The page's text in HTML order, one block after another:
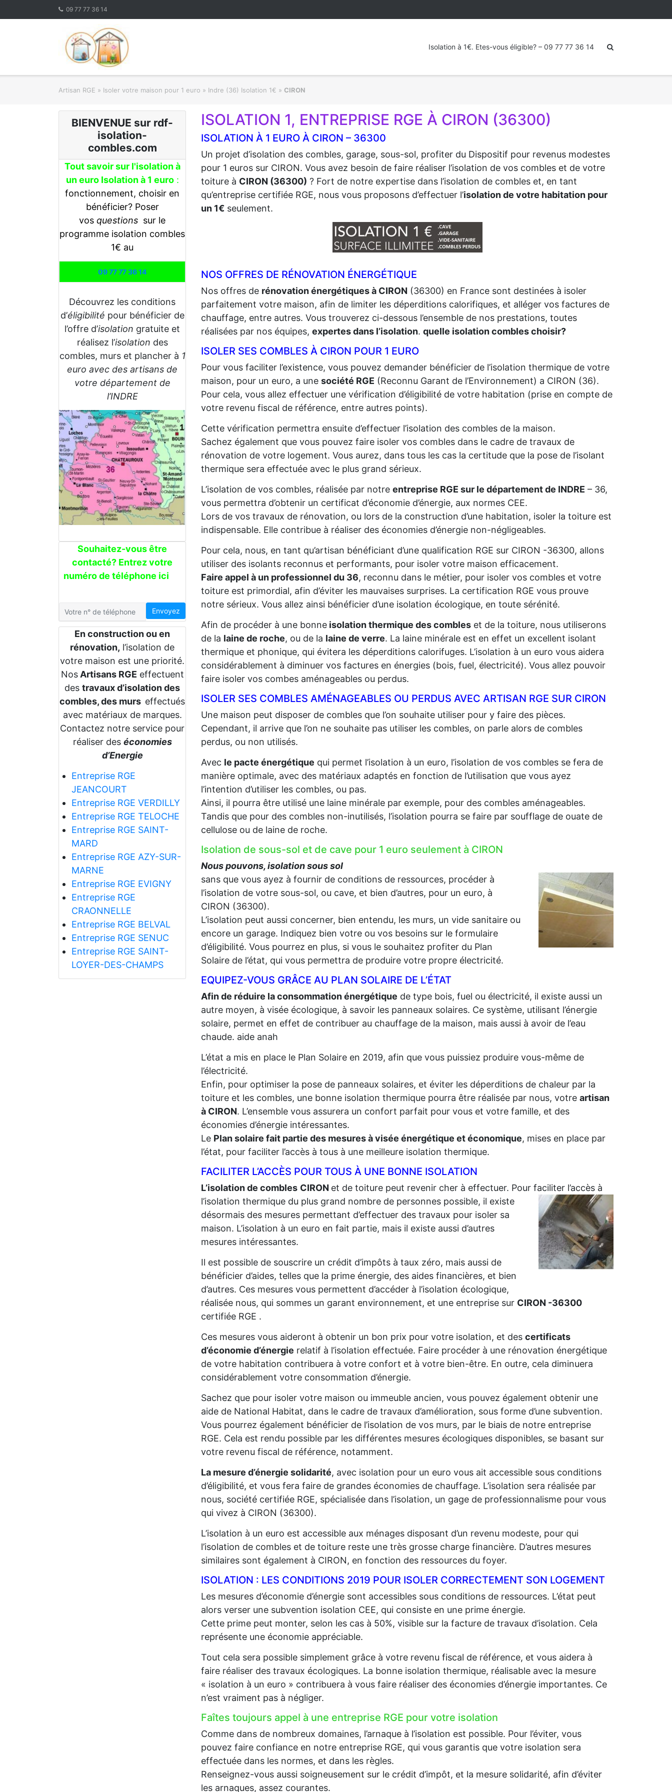
09 77 77 36 14
Isolation à 1€. Etes-vous éligible? – 09 77 77 36 14
Artisan RGE » Isoler votre maison pour 1 euro » Indre (36) Isolation 1€ » CIRON
BIENVENUE sur rdf-
isolation-
combles.com
Tout savoir sur l'isolation à
un euro Isolation à 1 euro:
fonctionnement, choisir en
bénéficier? Poser
vos questions sur le
programme isolation combles
1€ au
09 77 77 36 14
Découvrez les conditions
d’éligibilité pour bénéficier de
l’offre d’isolation gratuite et
réalisez l’isolation des
combles, murs et plancher à 1
euro avec des artisans de
votre département de
l’INDRE
Souhaitez-vous être
contacté? Entrez votre
numéro de téléphone ici
Envoyez
En construction ou en
rénovation, l’isolation de
votre maison est une priorité.
NosArtisans RGE effectuent
des travaux d’isolation des
combles, des murs effectués
avec matériaux de marques.
Contactez notre service pour
réaliser des économies
d’Energie
Entreprise RGE
JEANCOURT
Entreprise RGE VERDILLY
Entreprise RGE TELOCHE
Entreprise RGE SAINT-
MARD
Entreprise RGE AZY-SUR-
MARNE
Entreprise RGE EVIGNY
Entreprise RGE
CRAONNELLE
Entreprise RGE BELVAL
Entreprise RGE SENUC
Entreprise RGE SAINT-
LOYER-DES-CHAMPS
ISOLATION 1, ENTREPRISE RGE À CIRON (36300)
ISOLATION À 1 EURO À CIRON – 36300
Un projet d’isolation des combles, garage, sous-sol, profiter du Dispositif pour revenus modestes
pour 1 euros sur CIRON. Vous avez besoin de faire réaliser l’isolation de vos combles et de votre
toiture à CIRON (36300) ? Fort de notre expertise dans l’isolation de combles et, en tant
qu’entreprise certifiée RGE, nous vous proposons d’effectuer l’isolation de votre habitation pour
un 1€ seulement.
NOS OFFRES DE RÉNOVATION ÉNERGÉTIQUE
Nos offres de rénovation énergétiques à CIRON (36300) en France sont destinées à isoler
parfaitement votre maison, afin de limiter les déperditions calorifiques, et alléger vos factures de
chauffage, entre autres. Vous trouverez ci-dessous l’ensemble de nos prestations, toutes
réalisées par nos équipes, expertes dans l’isolation. quelle isolation combles choisir?
ISOLER SES COMBLES À CIRON POUR 1 EURO
Pour vous faciliter l’existence, vous pouvez demander bénéficier de l’isolation thermique de votre
maison, pour un euro, a une société RGE (Reconnu Garant de l’Environnement) a CIRON (36).
Pour cela, vous allez effectuer une vérification d’éligibilité de votre habitation (prise en compte de
votre revenu fiscal de référence, entre autres points).
Cette vérification permettra ensuite d’effectuer l’isolation des combles de la maison.
Sachez également que vous pouvez faire isoler vos combles dans le cadre de travaux de
rénovation de votre logement. Vous aurez, dans tous les cas la certitude que la pose de l’isolant
thermique sera effectuée avec le plus grand sérieux.
L’isolation de vos combles, réalisée par notre entreprise RGE sur le département de INDRE – 36,
vous permettra d’obtenir un certificat d’économie d’énergie, aux normes CEE.
Lors de vos travaux de rénovation, ou lors de la construction d’une habitation, isoler la toiture est
indispensable. Elle contribue à réaliser des économies d’énergie non-négligeables.
Pour cela, nous, en tant qu’artisan bénéficiant d’une qualification RGE sur CIRON -36300, allons
utiliser des isolants reconnus et performants, pour isoler votre maison efficacement.
Faire appel à un professionnel du 36, reconnu dans le métier, pour isoler vos combles et votre
toiture est primordial, afin d’éviter les mauvaises surprises. La certification RGE vous prouve
notre sérieux. Vous allez ainsi bénéficier d’une isolation écologique, en toute sérénité.
Afin de procéder à une bonne isolation thermique des combles et de la toiture, nous utiliserons
de la laine de roche, ou de la laine de verre. La laine minérale est en effet un excellent isolant
thermique et phonique, qui évitera les déperditions calorifuges. L’isolation à un euro vous aidera
considérablement à diminuer vos factures en énergies (bois, fuel, électricité). Vous allez pouvoir
faire isoler vos combes aménageables ou perdus.
ISOLER SES COMBLES AMÉNAGEABLES OU PERDUS AVEC ARTISAN RGE SUR CIRON
Une maison peut disposer de combles que l’on souhaite utiliser pour y faire des pièces.
Cependant, il arrive que l’on ne souhaite pas utiliser les combles, on parle alors de combles
perdus, ou non utilisés.
Avec le pacte énergétique qui permet l’isolation à un euro, l’isolation de vos combles se fera de
manière optimale, avec des matériaux adaptés en fonction de l’utilisation que vous ayez
l’intention d’utiliser les combles, ou pas.
Ainsi, il pourra être utilisé une laine minérale par exemple, pour des combles aménageables.
Tandis que pour des combles non-inutilisés, l’isolation pourra se faire par soufflage de ouate de
cellulose ou de laine de roche.
Isolation de sous-sol et de cave pour 1 euro seulement à CIRON
Nous pouvons, isolation sous sol
sans que vous ayez à fournir de conditions de ressources, procéder à
l’isolation de votre sous-sol, ou cave, et bien d’autres, pour un euro, à
CIRON (36300).
L’isolation peut aussi concerner, bien entendu, les murs, un vide sanitaire ou
encore un garage. Indiquez bien votre ou vos besoins sur le formulaire
d’éligibilité. Vous pourrez en plus, si vous le souhaitez profiter du Plan
Solaire de l’état, qui vous permettra de produire votre propre électricité.
EQUIPEZ-VOUS GRÂCE AU PLAN SOLAIRE DE L’ÉTAT
Afin de réduire la consommation énergétique de type bois, fuel ou électricité, il existe aussi un
autre moyen, à visée écologique, à savoir les panneaux solaires. Ce système, utilisant l’énergie
solaire, permet en effet de contribuer au chauffage de la maison, mais aussi à avoir de l’eau
chaude. aide anah
L’état a mis en place le Plan Solaire en 2019, afin que vous puissiez produire vous-même de
l’électricité.
Enfin, pour optimiser la pose de panneaux solaires, et éviter les déperditions de chaleur par la
toiture et les combles, une bonne isolation thermique pourra être réalisée par nous, votre artisan
à CIRON. L’ensemble vous assurera un confort parfait pour vous et votre famille, et des
économies d’énergie intéressantes.
Le Plan solaire fait partie des mesures à visée énergétique et économique, mises en place par
l’état, pour faciliter l’accès à tous à une meilleure isolation thermique.
FACILITER L’ACCÈS POUR TOUS À UNE BONNE ISOLATION
L’isolation de combles CIRON et de toiture peut revenir cher à effectuer. Pour faciliter l’accès à
l’isolation thermique du plus grand nombre de personnes possible, il existe
désormais des mesures permettant d’effectuer des travaux pour isoler sa
maison. L’isolation à un euro en fait partie, mais il existe aussi d’autres
mesures intéressantes.
Il est possible de souscrire un crédit d’impôts à taux zéro, mais aussi de
bénéficier d’aides, telles que la prime énergie, des aides financières, et bien
d’autres. Ces mesures vous permettent d’accéder à l’isolation écologique,
réalisée nous, qui sommes un garant environnement, et une entreprise sur CIRON -36300
certifiée RGE .
Ces mesures vous aideront à obtenir un bon prix pour votre isolation, et des certificats
d’économie d’énergie relatif à l’isolation effectuée. Faire procéder à une rénovation énergétique
de votre habitation contribuera à votre confort et à votre bien-être. En outre, cela diminuera
considérablement votre consommation d’énergie.
Sachez que pour isoler votre maison ou immeuble ancien, vous pouvez également obtenir une
aide de National Habitat, dans le cadre de travaux d’amélioration, sous forme d’une subvention.
Vous pourrez également bénéficier de l’isolation de vos murs, par le biais de notre entreprise
RGE. Cela est rendu possible par les différentes mesures écologiques disponibles, se basant sur
votre revenu fiscal de référence, notamment.
La mesure d’énergie solidarité, avec isolation pour un euro vous ait accessible sous conditions
d’éligibilité, et vous fera faire de grandes économies de chauffage. L’isolation sera réalisée par
nous, société certifiée RGE, spécialisée dans l’isolation, un gage de professionnalisme pour vous
qui vivez à CIRON (36300).
L’isolation à un euro est accessible aux ménages disposant d’un revenu modeste, pour qui
l’isolation de combles et de toiture reste une très grosse charge financière. D’autres mesures
similaires sont également à CIRON, en fonction des ressources du foyer.
ISOLATION : LES CONDITIONS 2019 POUR ISOLER CORRECTEMENT SON LOGEMENT
Les mesures d’économie d’énergie sont accessibles sous conditions de ressources. L’état peut
alors verser une subvention isolation CEE, qui consiste en une prime énergie.
Cette prime peut monter, selon les cas à 50%, visible sur la facture de travaux d’isolation. Cela
représente une économie appréciable.
Tout cela sera possible simplement grâce à votre revenu fiscal de référence, et vous aidera à
faire réaliser des travaux écologiques. La bonne isolation thermique, réalisable avec la mesure
« isolation à un euro » contribuera à vous faire réaliser des économies d’énergie importantes. Ce
n’est vraiment pas à négliger.
Faîtes toujours appel à une entreprise RGE pour votre isolation
Comme dans de nombreux domaines, l’arnaque à l’isolation est possible. Pour l’éviter, vous
pouvez faire confiance en notre entreprise RGE, qui vous garantis que votre isolation sera
effectuée dans les normes, et dans les règles.
Renseignez-vous aussi soigneusement sur le crédit d’impôt, et la mesure solidarité, afin d’éviter
les arnaques, assez courantes.